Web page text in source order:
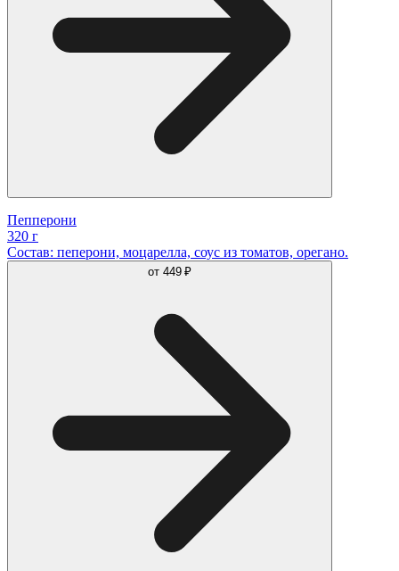
Пепперони
320 г
Состав: пеперони, моцарелла, соус из томатов, орегано.
от 449 ₽